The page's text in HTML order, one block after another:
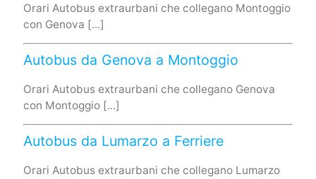
Orari Autobus extraurbani che collegano Montoggio
con Genova [...]
Autobus da Genova a Montoggio
Orari Autobus extraurbani che collegano Genova
con Montoggio [...]
Autobus da Lumarzo a Ferriere
Orari Autobus extraurbani che collegano Lumarzo